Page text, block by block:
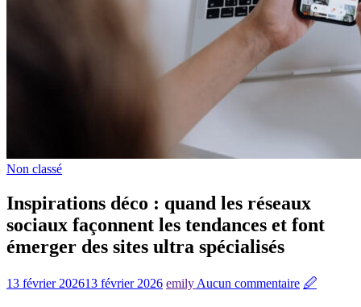
Non classé
Inspirations déco : quand les réseaux
sociaux façonnent les tendances et font
émerger des sites ultra spécialisés
13 février 202613 février 2026 emily Aucun commentaire 🖉